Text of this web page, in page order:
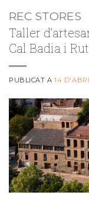
REC STORES
Taller
Cal Badia i
PUBLICAT A14